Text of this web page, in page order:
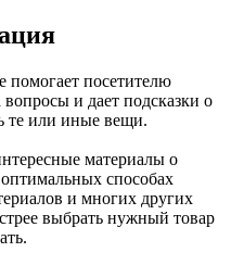
помогает посетителю
и дает подсказки о
те или иные вещи.
материалы о
способах
и многих других
выбрать нужный товар